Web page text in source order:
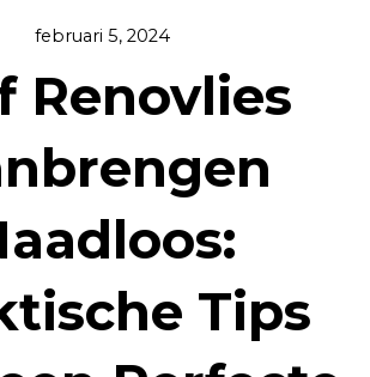
februari 5, 2024
Renovlies
Tips